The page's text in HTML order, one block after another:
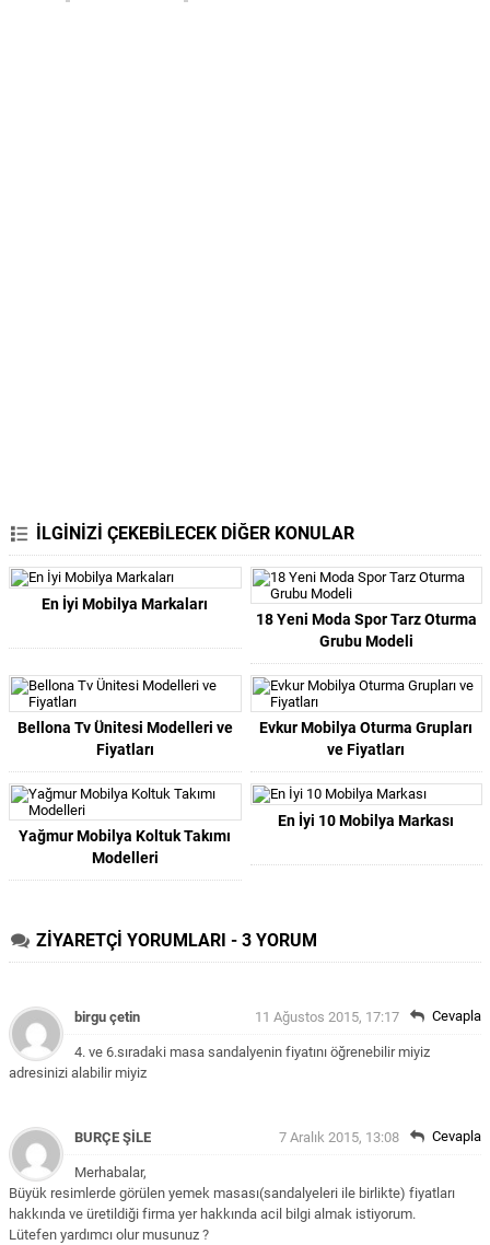
İLGİNİZİ ÇEKEBİLECEK DİĞER KONULAR
En İyi Mobilya Markaları
18 Yeni Moda Spor Tarz Oturma
Grubu Modeli
Bellona Tv Ünitesi Modelleri ve
Fiyatları
Evkur Mobilya Oturma Grupları
ve Fiyatları
Yağmur Mobilya Koltuk Takımı
Modelleri
En İyi 10 Mobilya Markası
ZİYARETÇİ YORUMLARI - 3 YORUM
birgu çetin 11 Ağustos 2015, 17:17
4. ve 6.sıradaki masa sandalyenin fiyatını öğrenebilir miyiz
adresinizi alabilir miyiz
Cevapla
BURÇE ŞİLE 7 Aralık 2015, 13:08
Merhabalar,
Büyük resimlerde görülen yemek masası(sandalyeleri ile birlikte) fiyatları
hakkında ve üretildiği firma yer hakkında acil bilgi almak istiyorum.
Lütefen yardımcı olur musunuz ?
Cevapla